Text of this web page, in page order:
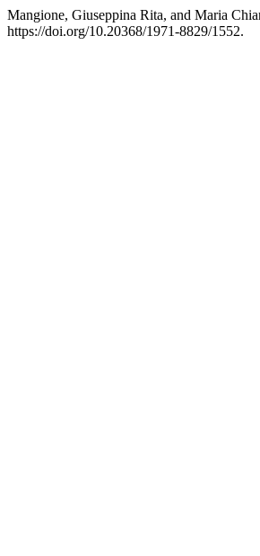
Mangione, Giuseppina Rita, and Maria
https://doi.org/10.20368/1971-8829/1552.